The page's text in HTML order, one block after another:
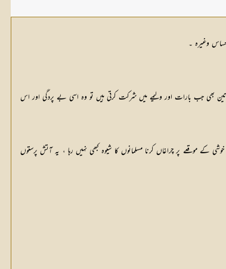
وغیرہ ۔
بھی جب بارات اور ولیمے میں شرکت کرتی ہیں تو وہ اسی بے پردگی اور اس
کے موقعے پر چراغاں کرنا مسلمانوں کا شیوہ کبھی نہیں رہا ، یہ آتش پرستوں